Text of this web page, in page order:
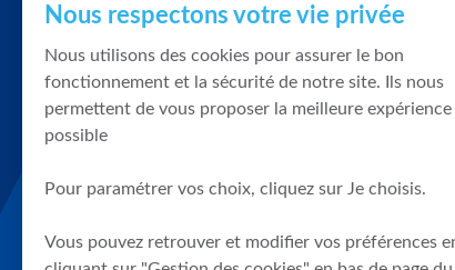
en
Nous respectons votre vie privée
Nous utilisons des cookies pour assurer le bon
fonctionnement et la sécurité de notre site. Ils nous
permettent de vous proposer la meilleure expérience
possible
Pour paramétrer vos choix, cliquez sur Je choisis.
Vous pouvez retrouver et modifier vos préférences